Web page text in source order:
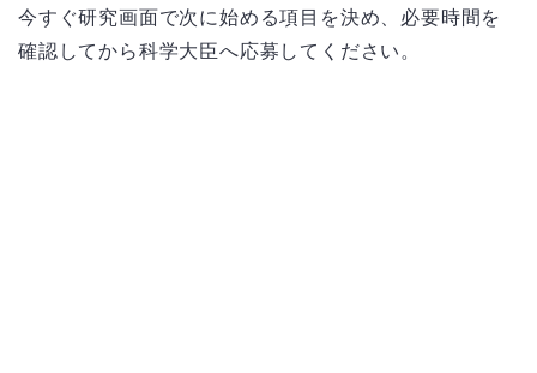
今すぐ研究画面で次に始める項目を決め、必要時間を
確認してから科学大臣へ応募してください。